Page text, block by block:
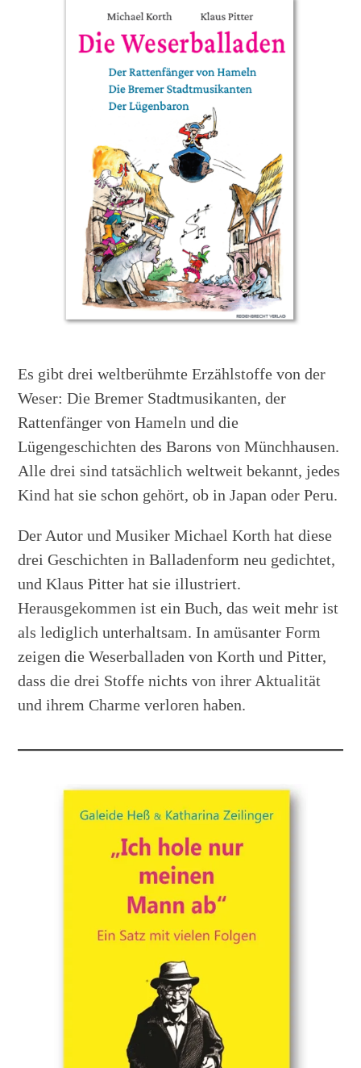
Es gibt drei weltberühmte Erzählstoffe von der
Weser: Die Bremer Stadtmusikanten, der
Rattenfänger von Hameln und die
Lügengeschichten des Barons von Münchhausen.
Alle drei sind tatsächlich weltweit bekannt, jedes
Kind hat sie schon gehört, ob in Japan oder Peru.
Der Autor und Musiker Michael Korth hat diese
drei Geschichten in Balladenform neu gedichtet,
und Klaus Pitter hat sie illustriert.
Herausgekommen ist ein Buch, das weit mehr ist
als lediglich unterhaltsam. In amüsanter Form
zeigen die Weserballaden von Korth und Pitter,
dass die drei Stoffe nichts von ihrer Aktualität
und ihrem Charme verloren haben.